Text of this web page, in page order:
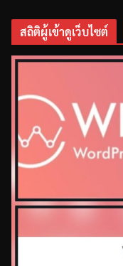
สถิติผู้เข้าดูเว็บไซต์